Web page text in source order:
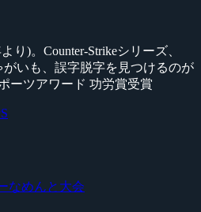
り)。Counter-Strikeシリーズ、
がいも、誤字脱字を見つけるのが
ーツアワード 功労賞受賞
なめんと大会